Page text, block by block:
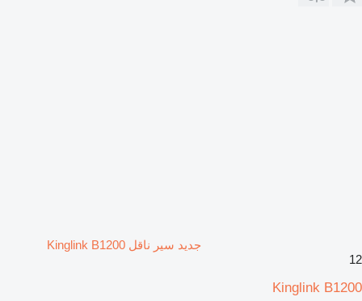
جديد سير ناقل Kinglink B1200
12
Kinglink B1200